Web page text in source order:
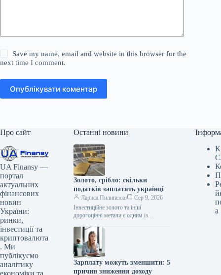
Save my name, email and website in this browser for the
next time I comment.
Опублікувати коментар
Про сайт
UA Finansy —
портал
актуальних
фінансових
новин
України:
ринки,
інвестиції та
криптовалюта
. Ми
публікуємо
аналітику
Останні новини
Золото, срібло: скільки
податків заплатять українці
Лариса Пилипенко
Сер 9, 2026
Інвестиційне золото та інші
дорогоцінні метали є одним із
Проте операції з ними в Україні
мають…
Зарплату можуть зменшити: 5
причин зниження доходу
а